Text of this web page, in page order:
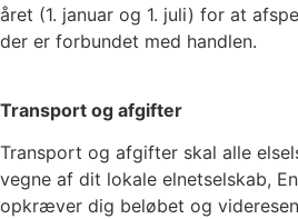
året (1. januar og 1. juli) for at
der er forbundet med handlen.
Transport og afgifter
Transport og afgifter skal alle
vegne af dit lokale elnetselskab,
opkræver dig beløbet og